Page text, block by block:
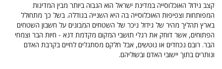
קצב גידול האוכלוסייה במדינת ישראל הוא הגבוה ביותר מבין המדינות
המפותחות וצפיפות האוכלוסייה בה היא השנייה בגודלה. בשל כך מתחולל
בארץ תהליך מהיר של גידול ניכר של השטחים המבונים על חשבון השטחים
הפתוחים, אשר דוחק את רגלי תושבי המקום מקדמת דנא - חיות הבר וצמחי
הבר. רובם נכחדים או נוטשים, אבל חלקם מסתגלים לחיים בקרבת האדם
ונותרים בתוך יישובי האדם ובשוליהם.